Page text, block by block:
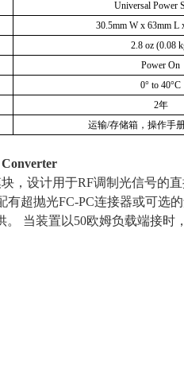
Universal Power
30.5mm W x 63mm L
2.8 oz (0.08
Power On
0° to 40°C
2年
运输/存储箱，操作手
，设计用于RF调制光信号的
有超抛光FC-PC连接器或可选
。 当装置以50欧姆负载端接时